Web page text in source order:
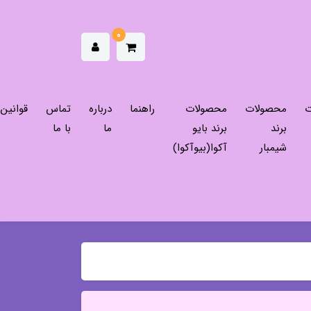
0
محصولات
برند
شیمبار
محصولات
برند بایو
آکوا(بیوآکوا)
راهنما
درباره
ما
تماس
با ما
قوانین